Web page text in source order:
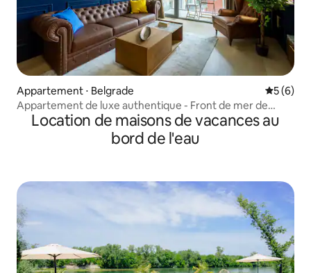
Appartement ⋅ Belgrade
5 (6)
Appartement de luxe authentique - Front de mer de
Belgrade
Location de maisons de vacances au
bord de l'eau